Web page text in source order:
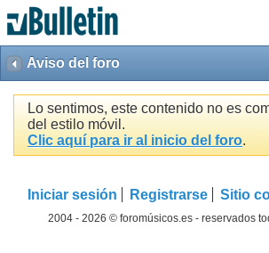
Aviso del foro
Lo sentimos, este contenido no es
del estilo móvil.
Clic aquí para ir al inicio del foro.
Iniciar sesión Registrarse Sitio
2004 - 2026 © foromúsicos.es - reservados